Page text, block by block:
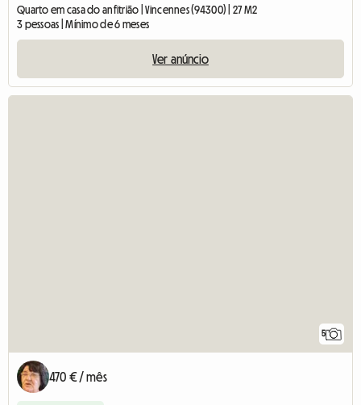
Quarto em casa do anfitrião | Vincennes (94300) | 27 M2
3 pessoas | Mínimo de 6 meses
Ver anúncio
5
470 € / mês